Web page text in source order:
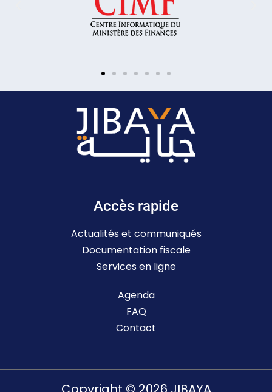
Accès rapide
Actualités et communiqués
Documentation fiscale
Services en ligne
Agenda
FAQ
Contact